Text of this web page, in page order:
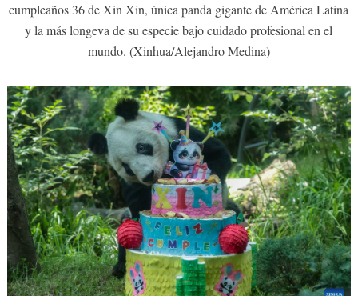
cumpleaños 36 de Xin Xin, única panda gigante de América Latina
y la más longeva de su especie bajo cuidado profesional en el
mundo. (Xinhua/Alejandro Medina)